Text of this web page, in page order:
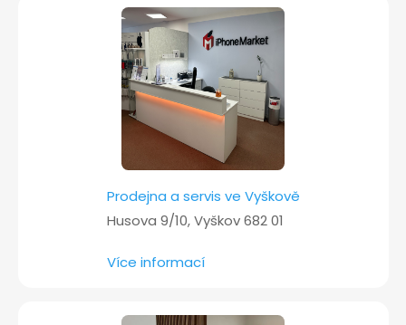
Prodejna a servis ve Vyškově
Husova 9/10, Vyškov 682 01
Více informací